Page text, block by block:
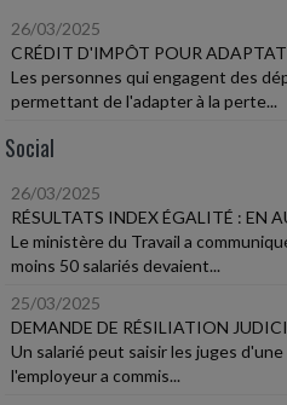
26/03/2025
CRÉDIT D'IMPÔT POUR
Les personnes qui engagent des
permettant de l'adapter à la perte...
Social
26/03/2025
RÉSULTATS INDEX ÉGALITÉ : EN
Le ministère du Travail a
moins 50 salariés devaient...
25/03/2025
DEMANDE DE RÉSILIATION
Un salarié peut saisir les juges
l'employeur a commis...